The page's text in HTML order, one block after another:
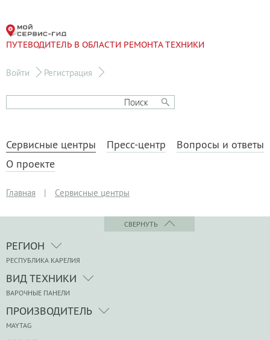
ПУТЕВОДИТЕЛЬ В ОБЛАСТИ РЕМОНТА ТЕХНИКИ
Войти Регистрация
Сервисные центры Пресс-центр
Вопросы и ответы
О проекте
Главная | Сервисные центры
СВЕРНУТЬ
РЕГИОН
РЕСПУБЛИКА КАРЕЛИЯ
ВИД ТЕХНИКИ
ВАРОЧНЫЕ ПАНЕЛИ
ПРОИЗВОДИТЕЛЬ
MAYTAG